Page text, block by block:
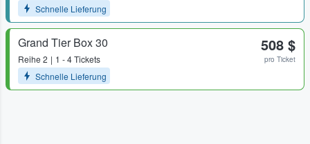
Schnelle Lieferung
Grand Tier Box 30
Reihe 2
1 - 4 Tickets
Schnelle Lieferung
508 $
pro Ticket